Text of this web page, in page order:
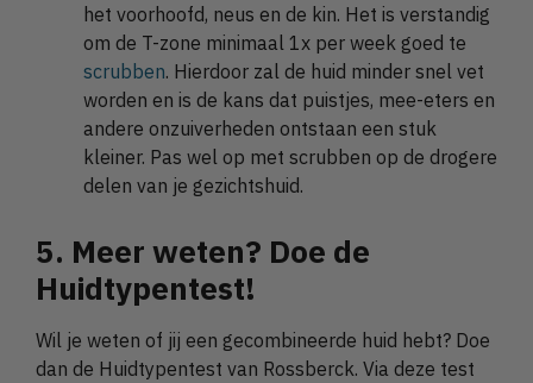
het voorhoofd, neus en de kin. Het is verstandig
om de T-zone minimaal 1x per week goed te
scrubben. Hierdoor zal de huid minder snel vet
worden en is de kans dat puistjes, mee-eters en
andere onzuiverheden ontstaan een stuk
kleiner. Pas wel op met scrubben op de drogere
delen van je gezichtshuid.
5. Meer weten? Doe de
Huidtypentest!
Wil je weten of jij een gecombineerde huid hebt? Doe
dan de Huidtypentest van Rossberck. Via deze test